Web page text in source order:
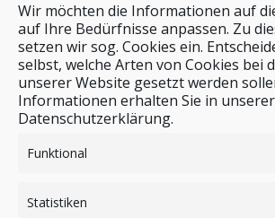
Wir möchten die Informationen auf
auf Ihre Bedürfnisse anpassen. Zu
setzen wir sog. Cookies ein.
selbst, welche Arten von Cookies bei
unserer Website gesetzt werden
Informationen erhalten Sie in unserer
Datenschutzerklärung.
Funktional
Statistiken
Stichwortsuche